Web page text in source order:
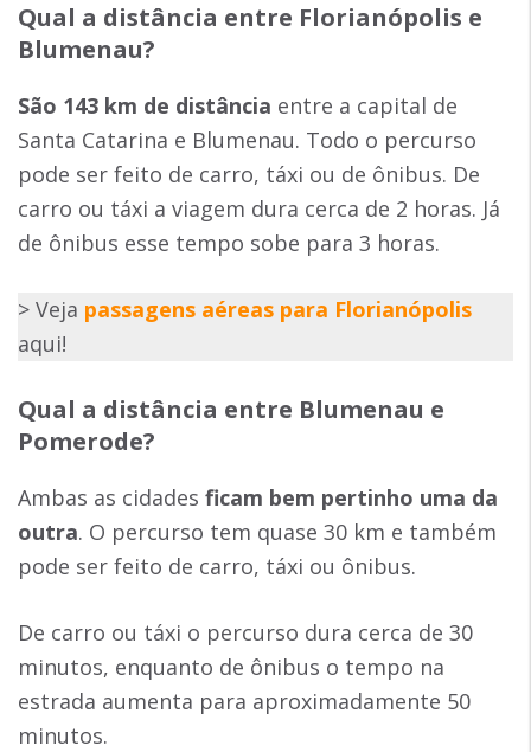
Qual a distância entre Florianópolis e
Blumenau?
São 143 km de distância entre a capital de
Santa Catarina e Blumenau. Todo o percurso
pode ser feito de carro, táxi ou de ônibus. De
carro ou táxi a viagem dura cerca de 2 horas. Já
de ônibus esse tempo sobe para 3 horas.
> Veja passagens aéreas para Florianópolis
aqui!
Qual a distância entre Blumenau e
Pomerode?
Ambas as cidades ficam bem pertinho uma da
outra. O percurso tem quase 30 km e também
pode ser feito de carro, táxi ou ônibus.
De carro ou táxi o percurso dura cerca de 30
minutos, enquanto de ônibus o tempo na
estrada aumenta para aproximadamente 50
minutos.